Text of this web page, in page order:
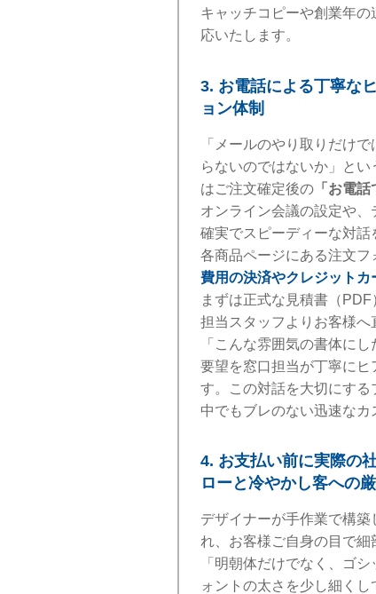
キャッチコピーや創業年
応いたします。
3. お電話による丁寧な
ョン体制
「メールのやり取りだけ
らないのではないか」と
はご注文確定後の「お電話
オンライン会議の設定や
確実でスピーディーな対話
各商品ページにある注文フ
費用の決済やクレジットカ
まずは正式な見積書（
担当スタッフよりお客様へ
「こんな雰囲気の書体に
要望を窓口担当が丁寧にヒ
す。この対話を大切にす
中でもブレのない迅速なカ
4. お支払い前に実際の
ローと冷やかし客への
デザイナーが手作業で構
れ、お客様ご自身の目で細
「明朝体だけでなく、ゴ
ォントの太さを少し細く